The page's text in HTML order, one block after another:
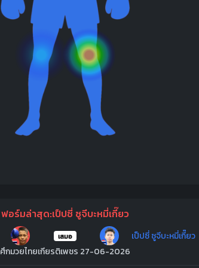
ฟอร์มล่าสุด:เป็ปซี่ ซูจีบะหมี่เกี๊ยว
เสมอ
เป็ปซี่ ซูจีบะหมี่เกี๊ยว
ศึกมวยไทยเกียรติเพชร 27-06-2026